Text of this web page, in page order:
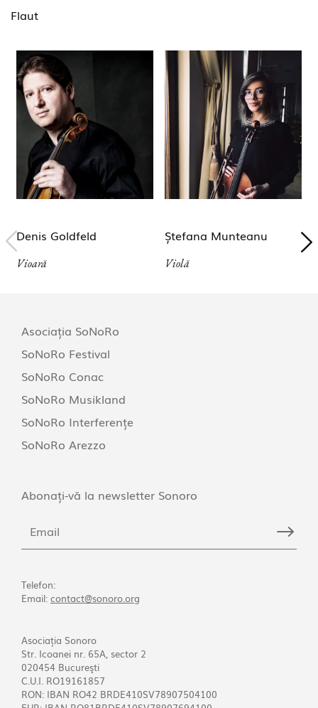
Flaut
Denis Goldfeld
Vioară
Ștefana Munteanu
Violă
Asociația SoNoRo
SoNoRo Festival
SoNoRo Conac
SoNoRo Musikland
SoNoRo Interferențe
SoNoRo Arezzo
Abonați-vă la newsletter Sonoro
Telefon:
Email: contact@sonoro.org
Asociația Sonoro
Str. Icoanei nr. 65A, sector 2
020454 Bucureşti
C.U.I. RO19161857
RON: IBAN RO42 BRDE410SV78907504100